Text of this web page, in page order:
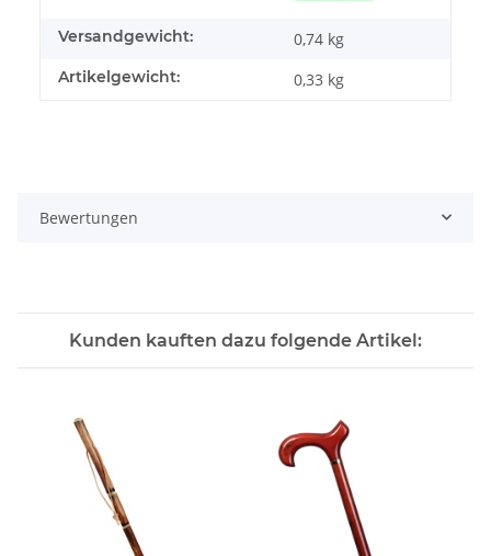
Versandgewicht: 0,74 kg
Artikelgewicht: 0,33 kg
Bewertungen
Kunden kauften dazu folgende Artikel: